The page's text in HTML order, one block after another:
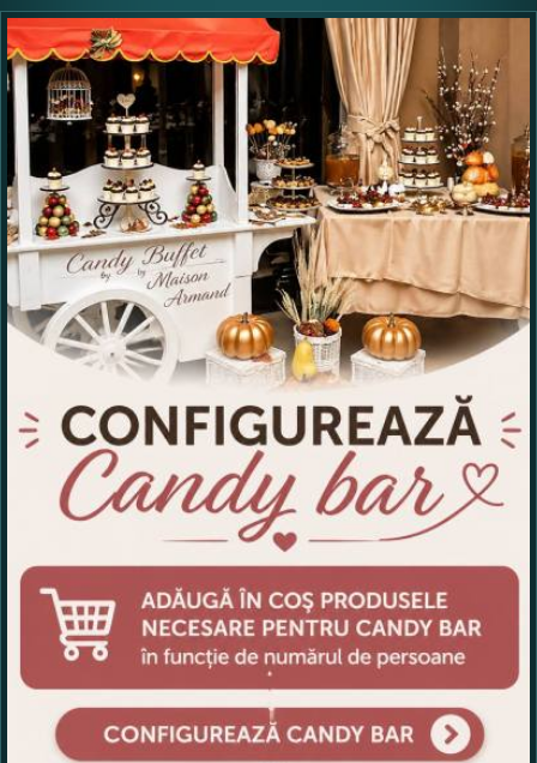
Numele dumneavoastra:
Adaugati o parere despre acest produs:
Ce nota acordati acestui produs?
2 3 4
5
Nu tocmai bun
Excelent!
Copiati alaturi numarul din imagine: